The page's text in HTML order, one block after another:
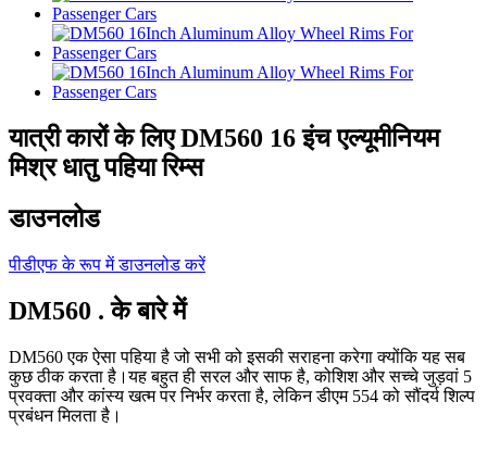
यात्री कारों के लिए DM560 16 इंच एल्यूमीनियम
मिश्र धातु पहिया रिम्स
डाउनलोड
पीडीएफ के रूप में डाउनलोड करें
DM560 . के बारे में
DM560 एक ऐसा पहिया है जो सभी को इसकी सराहना करेगा क्योंकि यह सब
कुछ ठीक करता है।यह बहुत ही सरल और साफ है, कोशिश और सच्चे जुड़वां 5
प्रवक्ता और कांस्य खत्म पर निर्भर करता है, लेकिन डीएम 554 को सौंदर्य शिल्प
प्रबंधन मिलता है।